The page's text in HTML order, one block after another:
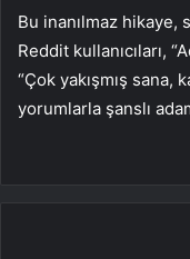
Bu inanılmaz hikaye,
Reddit kullanıcıları,
“Çok yakışmış sana,
yorumlarla şanslı